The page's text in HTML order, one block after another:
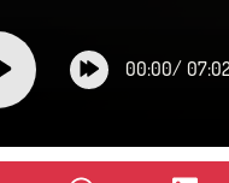
00:00/